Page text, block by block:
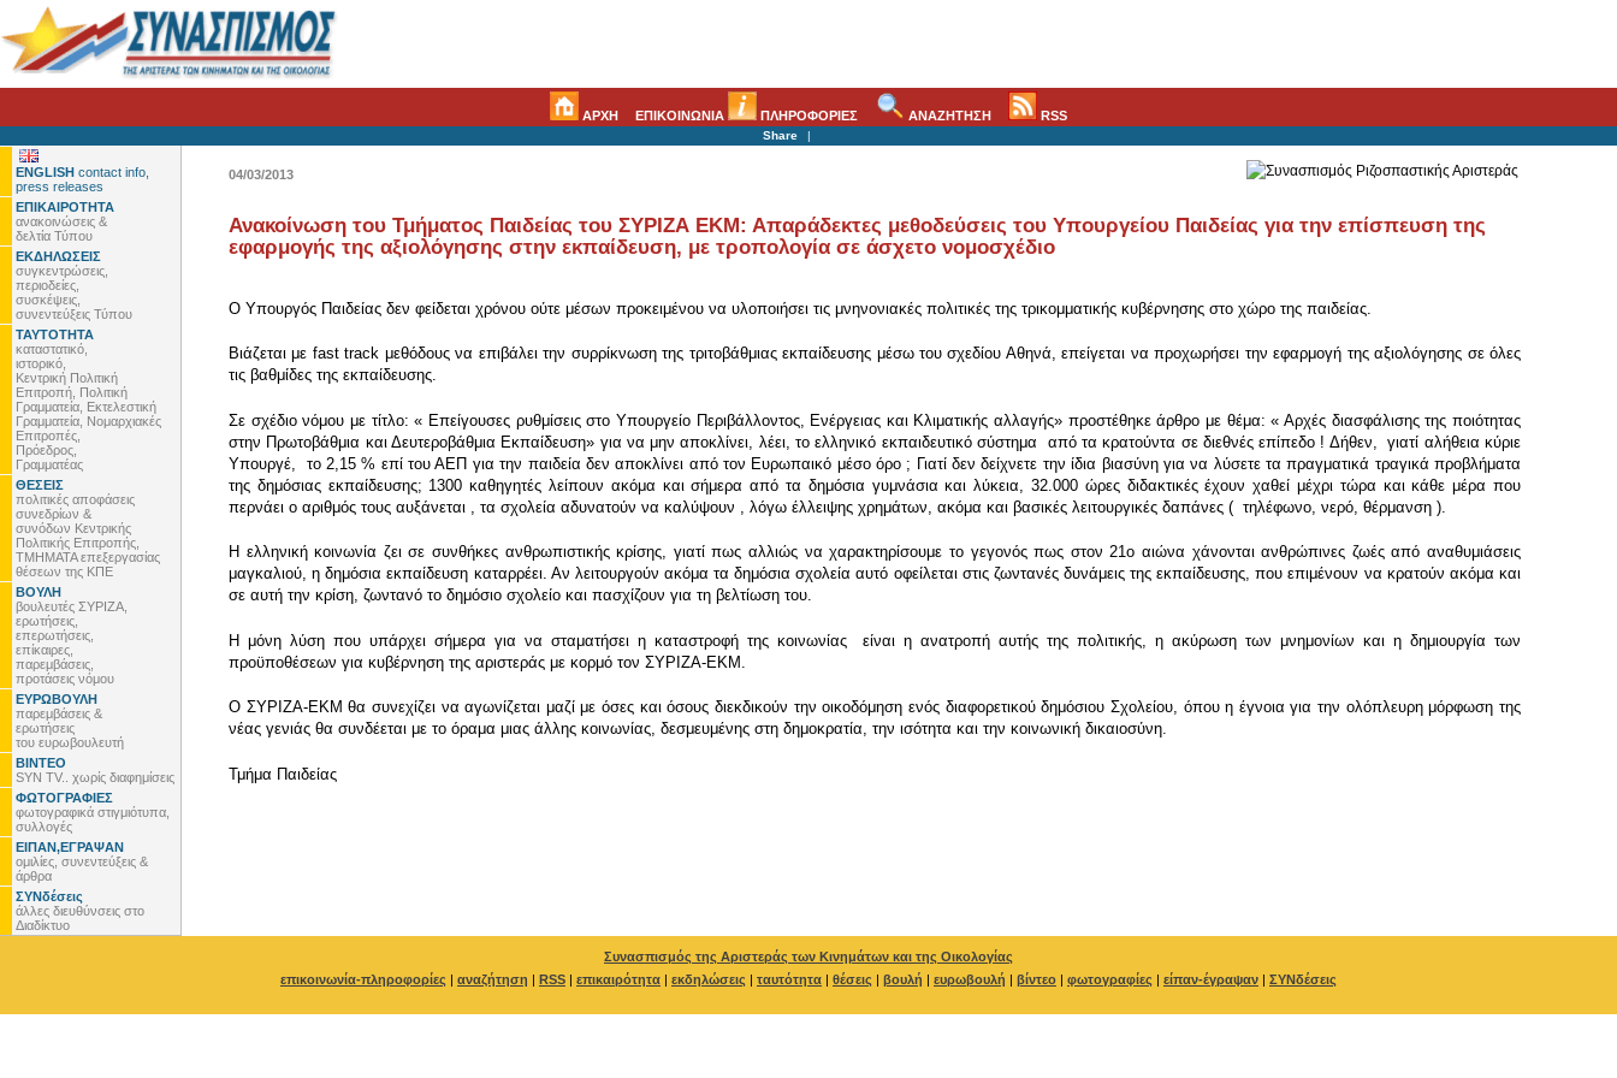
ΑΡΧΗ ΕΠΙΚΟΙΝΩΝΙΑ ΠΛΗΡΟΦΟΡΙΕΣ ΑΝΑΖΗΤΗΣΗ RSS
Share |
ENGLISH contact info,
press releases
ΕΠΙΚΑΙΡΟΤΗΤΑ
ανακοινώσεις &
δελτία Τύπου
ΕΚΔΗΛΩΣΕΙΣ
συγκεντρώσεις,
περιοδείες,
συσκέψεις,
συνεντεύξεις Τύπου
ΤΑΥΤΟΤΗΤΑ
καταστατικό,
ιστορικό,
Κεντρική Πολιτική
Επιτροπή, Πολιτική
Γραμματεία, Εκτελεστική
Γραμματεία, Νομαρχιακές
Επιτροπές,
Πρόεδρος,
Γραμματέας
ΘΕΣΕΙΣ
πολιτικές αποφάσεις
συνεδρίων &
συνόδων Κεντρικής
Πολιτικής Επιτροπής,
ΤΜΗΜΑΤΑ επεξεργασίας
θέσεων της ΚΠΕ
ΒΟΥΛΗ
βουλευτές ΣΥΡΙΖΑ,
ερωτήσεις,
επερωτήσεις,
επίκαιρες,
παρεμβάσεις,
προτάσεις νόμου
ΕΥΡΩΒΟΥΛΗ
παρεμβάσεις &
ερωτήσεις
του ευρωβουλευτή
ΒΙΝΤΕΟ
SYN TV.. χωρίς διαφημίσεις
ΦΩΤΟΓΡΑΦΙΕΣ
φωτογραφικά στιγμιότυπα,
συλλογές
ΕΙΠΑΝ,ΕΓΡΑΨΑΝ
ομιλίες, συνεντεύξεις &
άρθρα
ΣΥΝδέσεις
άλλες διευθύνσεις στο
Διαδίκτυο
04/03/2013
Ανακοίνωση του Τμήματος Παιδείας του ΣΥΡΙΖΑ ΕΚΜ: Απαράδεκτες μεθοδεύσεις του Υπουργείου Παιδείας για την επίσπευση της
εφαρμογής της αξιολόγησης στην εκπαίδευση, με τροπολογία σε άσχετο νομοσχέδιο
Ο Υπουργός Παιδείας δεν φείδεται χρόνου ούτε μέσων προκειμένου να υλοποιήσει τις μνηνονιακές πολιτικές της τρικομματικής κυβέρνησης στο χώρο της παιδείας.
Βιάζεται με fast track μεθόδους να επιβάλει την συρρίκνωση της τριτοβάθμιας εκπαίδευσης μέσω του σχεδίου Αθηνά, επείγεται να προχωρήσει την εφαρμογή της αξιολόγησης σε όλες
τις βαθμίδες της εκπαίδευσης.
Σε σχέδιο νόμου με τίτλο: « Επείγουσες ρυθμίσεις στο Υπουργείο Περιβάλλοντος, Ενέργειας και Κλιματικής αλλαγής» προστέθηκε άρθρο με θέμα: « Αρχές διασφάλισης της ποιότητας
στην Πρωτοβάθμια και Δευτεροβάθμια Εκπαίδευση» για να μην αποκλίνει, λέει, το ελληνικό εκπαιδευτικό σύστημα από τα κρατούντα σε διεθνές επίπεδο ! Δήθεν, γιατί αλήθεια κύριε
Υπουργέ, το 2,15 % επί του ΑΕΠ για την παιδεία δεν αποκλίνει από τον Ευρωπαικό μέσο όρο ; Γιατί δεν δείχνετε την ίδια βιασύνη για να λύσετε τα πραγματικά τραγικά προβλήματα
της δημόσιας εκπαίδευσης; 1300 καθηγητές λείπουν ακόμα και σήμερα από τα δημόσια γυμνάσια και λύκεια, 32.000 ώρες διδακτικές έχουν χαθεί μέχρι τώρα και κάθε μέρα που
περνάει ο αριθμός τους αυξάνεται , τα σχολεία αδυνατούν να καλύψουν , λόγω έλλειψης χρημάτων, ακόμα και βασικές λειτουργικές δαπάνες ( τηλέφωνο, νερό, θέρμανση ).
Η ελληνική κοινωνία ζει σε συνθήκες ανθρωπιστικής κρίσης, γιατί πως αλλιώς να χαρακτηρίσουμε το γεγονός πως στον 21ο αιώνα χάνονται ανθρώπινες ζωές από αναθυμιάσεις
μαγκαλιού, η δημόσια εκπαίδευση καταρρέει. Αν λειτουργούν ακόμα τα δημόσια σχολεία αυτό οφείλεται στις ζωντανές δυνάμεις της εκπαίδευσης, που επιμένουν να κρατούν ακόμα και
σε αυτή την κρίση, ζωντανό το δημόσιο σχολείο και πασχίζουν για τη βελτίωση του.
Η μόνη λύση που υπάρχει σήμερα για να σταματήσει η καταστροφή της κοινωνίας είναι η ανατροπή αυτής της πολιτικής, η ακύρωση των μνημονίων και η δημιουργία των
προϋποθέσεων για κυβέρνηση της αριστεράς με κορμό τον ΣΥΡΙΖΑ-ΕΚΜ.
Ο ΣΥΡΙΖΑ-ΕΚΜ θα συνεχίζει να αγωνίζεται μαζί με όσες και όσους διεκδικούν την οικοδόμηση ενός διαφορετικού δημόσιου Σχολείου, όπου η έγνοια για την ολόπλευρη μόρφωση της
νέας γενιάς θα συνδέεται με το όραμα μιας άλλης κοινωνίας, δεσμευμένης στη δημοκρατία, την ισότητα και την κοινωνική δικαιοσύνη.
Τμήμα Παιδείας
Συνασπισμός της Αριστεράς των Κινημάτων και της Οικολογίας
επικοινωνία-πληροφορίες | αναζήτηση | RSS | επικαιρότητα | εκδηλώσεις | ταυτότητα | θέσεις | βουλή | ευρωβουλή | βίντεο | φωτογραφίες | είπαν-έγραψαν | ΣΥΝδέσεις